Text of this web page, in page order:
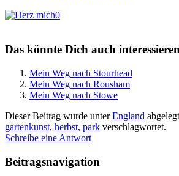
0
Das könnte Dich auch
Mein Weg nach Stourhead
Mein Weg nach Rousham
Mein Weg nach Stowe
Dieser Beitrag wurde unterEngland
gartenkunst, herbst, park verschlagwortet.
Schreibe eine Antwort
Beitragsnavigation